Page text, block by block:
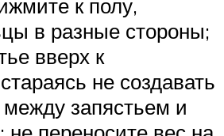
к полу,
в разные стороны;
вверх к
не создавать
между запястьем и